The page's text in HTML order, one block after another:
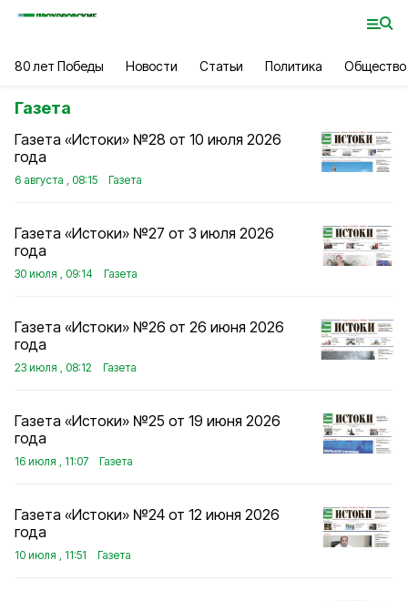
80 лет Победы Новости Статьи Политика Общество
Газета
Газета «Истоки» №28 от 10 июля 2026
года
6 августа , 08:15 Газета
Газета «Истоки» №27 от 3 июля 2026
года
30 июля , 09:14 Газета
Газета «Истоки» №26 от 26 июня 2026
года
23 июля , 08:12 Газета
Газета «Истоки» №25 от 19 июня 2026
года
16 июля , 11:07 Газета
Газета «Истоки» №24 от 12 июня 2026
года
10 июля , 11:51 Газета